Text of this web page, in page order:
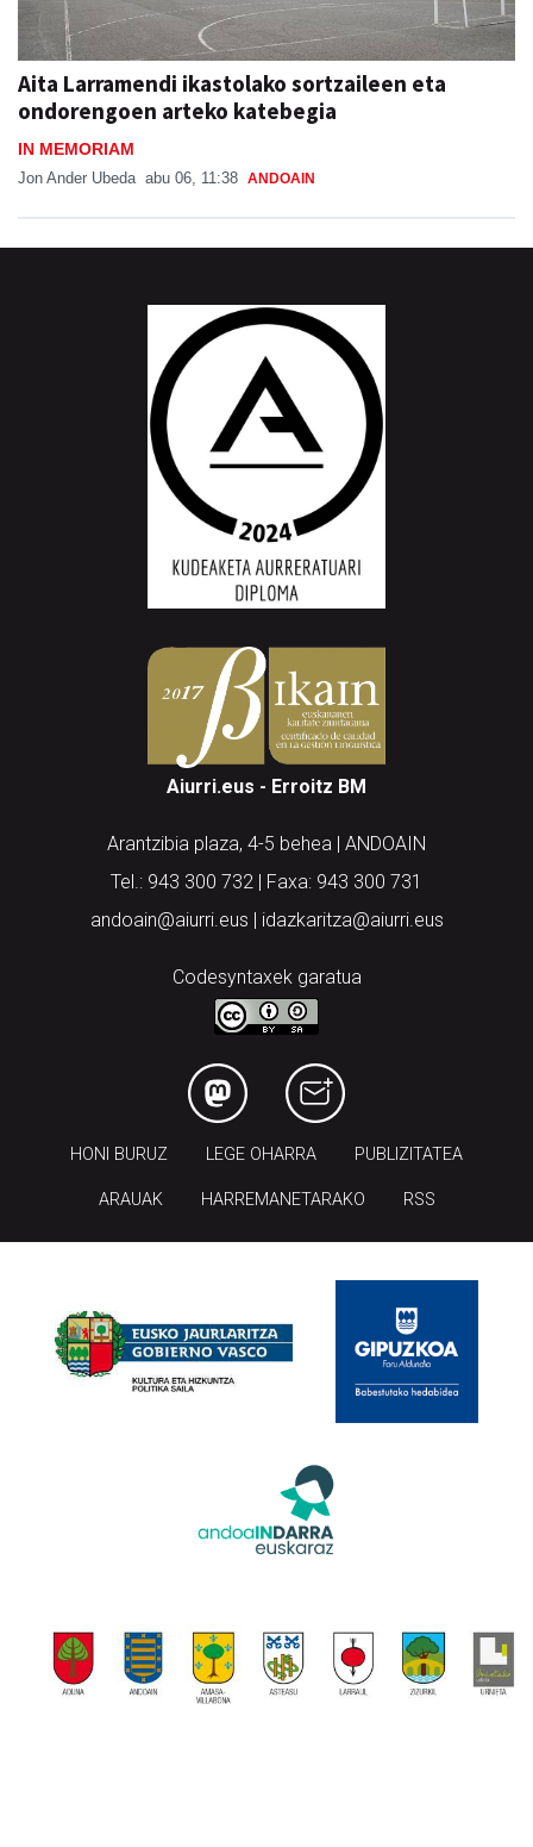
Aita Larramendi ikastolako sortzaileen eta
ondorengoen arteko katebegia
IN MEMORIAM
Jon Ander Ubeda abu 06, 11:38 ANDOAIN
Aiurri.eus - Erroitz BM
Arantzibia plaza, 4-5 behea | ANDOAIN
Tel.: 943 300 732 | Faxa: 943 300 731
andoain@aiurri.eus | idazkaritza@aiurri.eus
Codesyntaxek garatua
HONI BURUZ LEGE OHARRA PUBLIZITATEA
ARAUAK HARREMANETARAKO RSS